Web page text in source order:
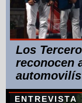
Los
reconocen
ENTREVISTA